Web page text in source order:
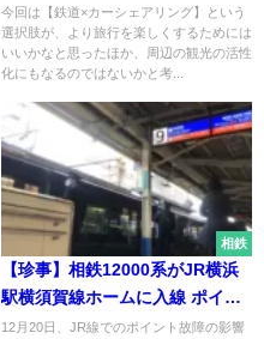
せ 新しい旅行の手段
今回は【鉄道×カーシェアリング】という
選択肢が、より旅行を楽しくするためには
いいかなと思ったほか、周辺の観光の活性
化にもなるのではないかと考...
相鉄
【珍事】相鉄12000系がJR横浜
駅横須賀線ホームに入線 ポイン
ト故障で相鉄線に入れず
12月20日、JR線でのポイント故障の影響